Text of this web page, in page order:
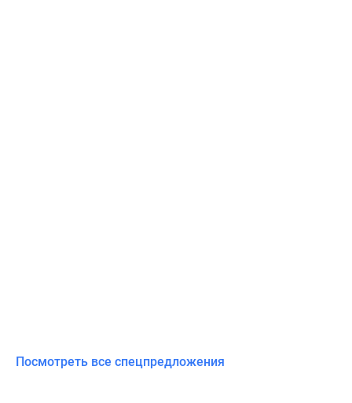
Посмотреть все спецпредложения